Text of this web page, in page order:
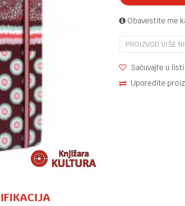
Obavestite me
PROIZVOD VIŠE
Sačuvajte u
Uporedite